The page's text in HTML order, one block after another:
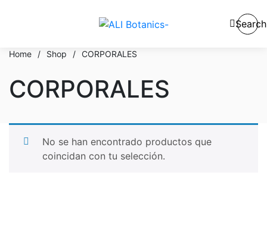
Search
Home / Shop / CORPORALES
CORPORALES
No se han encontrado productos que
coincidan con tu selección.